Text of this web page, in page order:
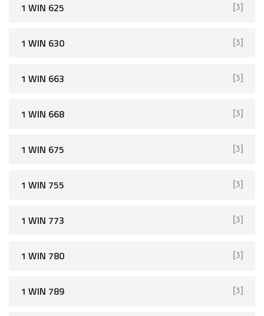
1 WIN 625 [3]
1 WIN 630 [3]
1 WIN 663 [3]
1 WIN 668 [3]
1 WIN 675 [3]
1 WIN 755 [3]
1 WIN 773 [3]
1 WIN 780 [3]
1 WIN 789 [3]